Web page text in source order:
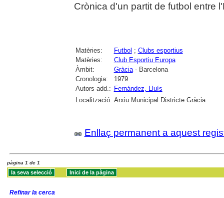
Crònica d'un partit de futbol entre
Matèries: Futbol ; Clubs esportius
Matèries:
Club Esportiu Europa
Àmbit:
Gràcia- Barcelona
Cronologia:
1979
Autors add.: Fernández, Lluís
Localització: Arxiu Municipal Districte Gràcia
Enllaç permanent a aquest
pàgina 1 de 1
Refinar la cerca